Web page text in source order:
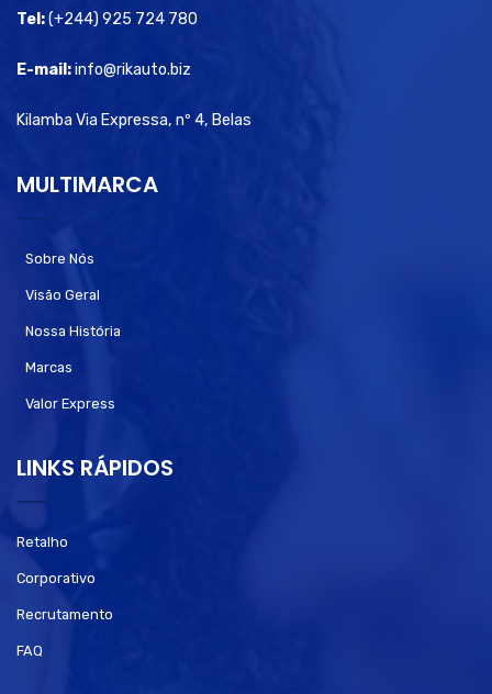
Tel:(+244) 925 724 780
E-mail:info@rikauto.biz
Kilamba Via Expressa, nº 4, Belas
MULTIMARCA
Sobre Nós
Visão Geral
Nossa História
Marcas
Valor Express
LINKS RÁPIDOS
Retalho
Corporativo
Recrutamento
FAQ